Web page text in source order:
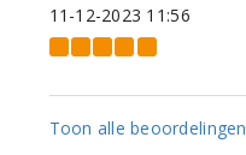
11-12-2023 11:56
Toon alle beoordelingen